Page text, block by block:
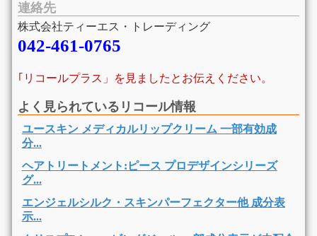
連絡先
株式会社ティーエス・トレーディング
042-461-0765
｢リコールプラス」を見ましたとお伝えください。
よく見られているリコール情報
ユースキン メディカルリップクリーム 一部有効成
分...
ヘアトリートメント:ピース プロデザインシリーズ
グ...
エンジェルシルク・スキンパーフェクター他 成分表
示...